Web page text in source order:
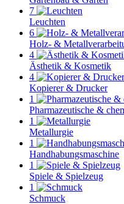
7
Leuchten
6
Holz- &
4
Ästhetik & Kosmetik
4
Kopierer & Drucker
1
Pharmazeutische &
1
Metallurgie
1
Handhabungsmaschine
1
Spiele & Spielzeug
1
Schmuck